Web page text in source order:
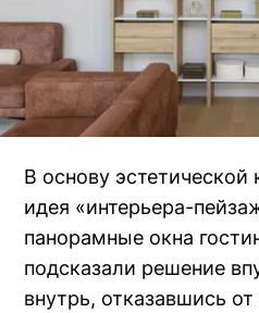
В основу эстетической
идея «интерьера-
панорамные окна
подсказали решение
внутрь, отказавшись